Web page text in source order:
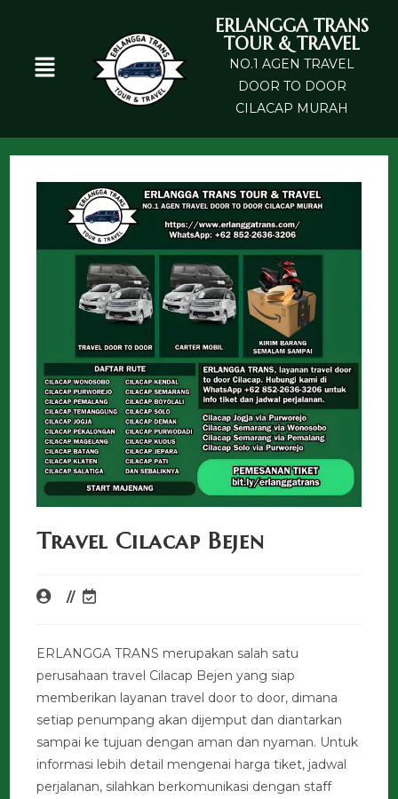
ERLANGGA TRANS
TOUR & TRAVEL
NO.1 AGEN TRAVEL
DOOR TO DOOR
CILACAP MURAH
Travel Cilacap Bejen
ERLANGGA TRANS merupakan salah satu
perusahaan travel Cilacap Bejen yang siap
memberikan layanan travel door to door, dimana
setiap penumpang akan dijemput dan diantarkan
sampai ke tujuan dengan aman dan nyaman. Untuk
informasi lebih detail mengenai harga tiket, jadwal
perjalanan, silahkan berkomunikasi dengan staff